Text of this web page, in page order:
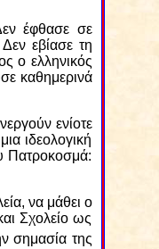
έφθασε σε
εβίασε τη
ο ελληνικός
καθημερινά
ενίοτε
ιδεολογική
Πατροκοσμά:
να μάθει ο
Σχολείο ως
σημασία της